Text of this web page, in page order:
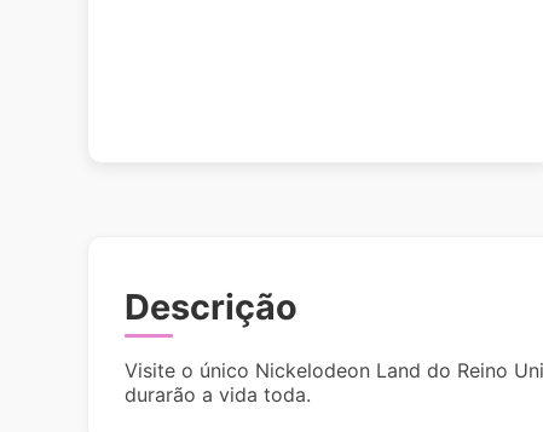
Descrição
Visite o único Nickelodeon Land do Reino
durarão a vida toda.